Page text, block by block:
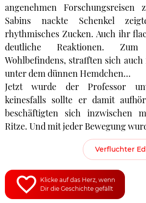
angenehmen Forschungsreisen
Sabins nackte Schenkel
rhythmisches Zucken. Auch ihr
deutliche Reaktionen.
Wohlbefindens, strafften sich
unter dem dünnen Hemdchen…
Jetzt wurde der Professor
keinesfalls sollte er damit
beschäftigten sich inzwischen
Ritze. Und mit jeder Bewegung
Verfluchter
Klicke auf das Herz, wenn
Dir die Geschichte gefällt